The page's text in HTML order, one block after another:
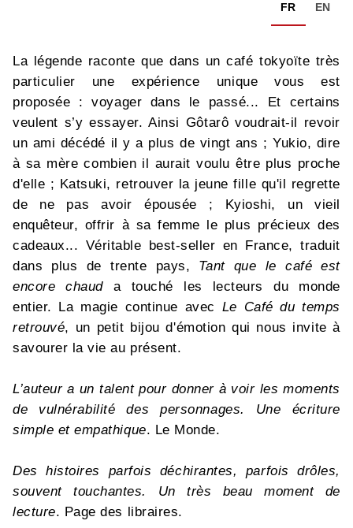
FR EN
La légende raconte que dans un café tokyoïte très
particulier une expérience unique vous est
proposée : voyager dans le passé... Et certains
veulent s’y essayer. Ainsi Gôtarô voudrait-il revoir
un ami décédé il y a plus de vingt ans ; Yukio, dire
à sa mère combien il aurait voulu être plus proche
d'elle ; Katsuki, retrouver la jeune fille qu'il regrette
de ne pas avoir épousée ; Kyioshi, un vieil
enquêteur, offrir à sa femme le plus précieux des
cadeaux... Véritable best-seller en France, traduit
dans plus de trente pays, Tant que le café est
encore chauda touché les lecteurs du monde
entier. La magie continue avec Le Café du temps
retrouvé, un petit bijou d'émotion qui nous invite à
savourer la vie au présent.
L’auteur a un talent pour donner à voir les moments
de vulnérabilité des personnages. Une écriture
simple et empathique. Le Monde.
Des histoires parfois déchirantes, parfois drôles,
souvent touchantes. Un très beau moment de
lecture. Page des libraires.